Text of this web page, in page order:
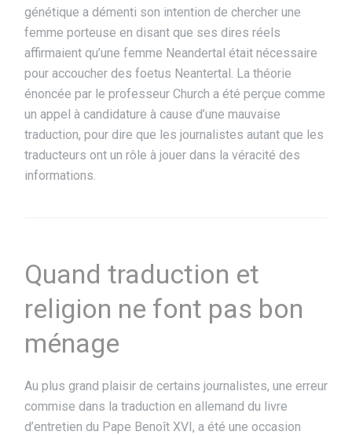
génétique a démenti son intention de chercher une
femme porteuse en disant que ses dires réels
affirmaient qu’une femme Neandertal était nécessaire
pour accoucher des foetus Neantertal. La théorie
énoncée par le professeur Church a été perçue comme
un appel à candidature à cause d’une mauvaise
traduction, pour dire que les journalistes autant que les
traducteurs ont un rôle à jouer dans la véracité des
informations.
Quand traduction et
religion ne font pas bon
ménage
Au plus grand plaisir de certains journalistes, une erreur
commise dans la traduction en allemand du livre
d’entretien du Pape Benoît XVI, a été une occasion